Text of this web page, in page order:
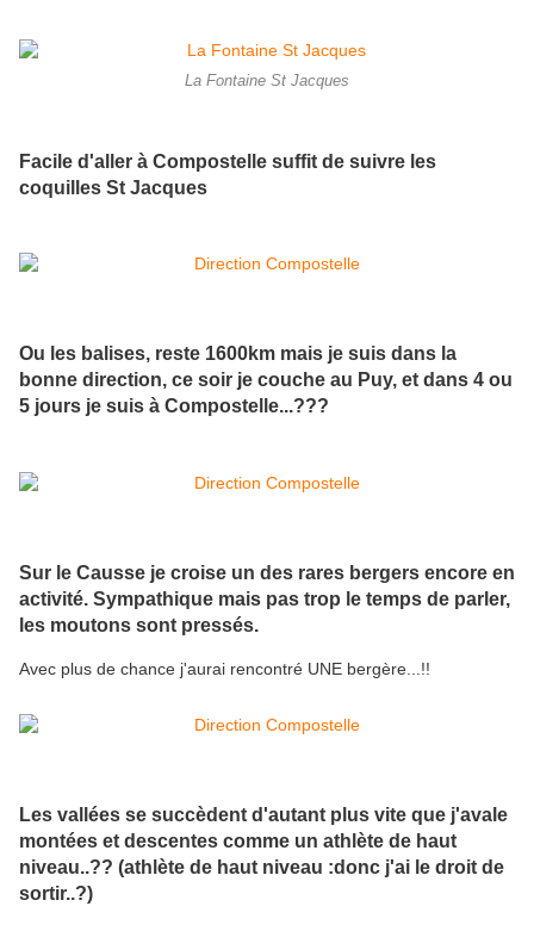
La Fontaine St Jacques
Facile d'aller à Compostelle suffit de suivre les
coquilles St Jacques
Ou les balises, reste 1600km mais je suis dans la
bonne direction, ce soir je couche au Puy, et dans 4 ou
5 jours je suis à Compostelle...???
Sur le Causse je croise un des rares bergers encore en
activité. Sympathique mais pas trop le temps de parler,
les moutons sont pressés.
Avec plus de chance j'aurai rencontré UNE bergère...!!
Les vallées se succèdent d'autant plus vite que j'avale
montées et descentes comme un athlète de haut
niveau..?? (athlète de haut niveau :donc j'ai le droit de
sortir..?)